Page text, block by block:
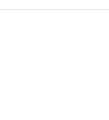
บชีพจรวงการ